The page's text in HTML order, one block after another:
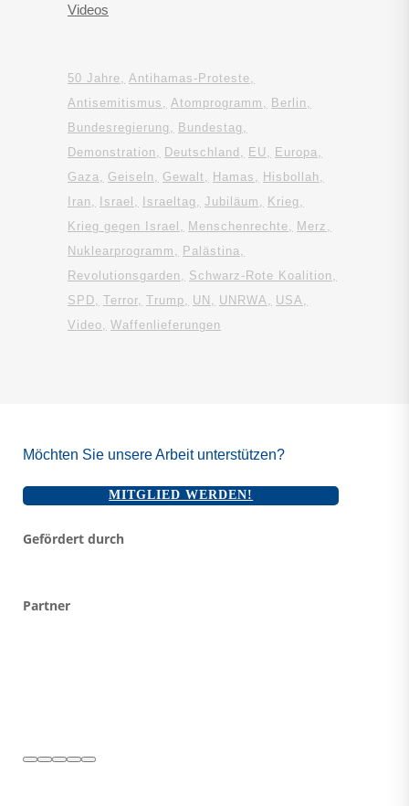
Videos
50 Jahre
Antihamas-Proteste
Antisemitismus
Atomprogramm
Berlin
Bundesregierung
Bundestag
Demonstration
Deutschland EU
Europa
Gaza
Geiseln Gewalt Hamas
Hisbollah
Iran
Israel Israeltag Jubiläum
Krieg
Krieg gegen Israel
Menschenrechte
Merz
Nuklearprogramm
Palästina
Revolutionsgarden
Schwarz-Rote Koalition
SPD
Terror Trump UN UNRWA
USA
Video
Waffenlieferungen
Möchten Sie unsere Arbeit unterstützen?
MITGLIED WERDEN!
Gefördert durch
Partner